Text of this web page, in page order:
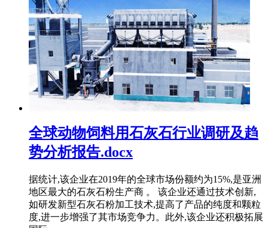
全球动物饲料用石灰石行业调研及趋
势分析报告.docx
据统计,该企业在2019年的全球市场份额约为15%,是亚洲
地区最大的石灰石粉生产商 。 该企业还通过技术创新,
如研发新型石灰石粉加工技术,提高了产品的纯度和颗粒
度,进一步增强了其市场竞争力。此外,该企业还积极拓展